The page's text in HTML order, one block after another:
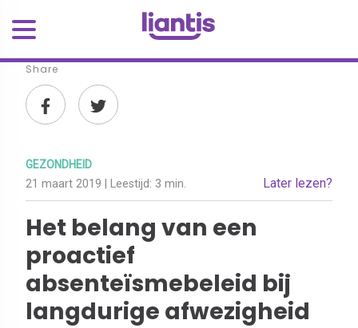
Share
GEZONDHEID
21 maart 2019 | Leestijd: 3 min. Later lezen?
Het belang van een
proactief
absenteïsmebeleid bij
langdurige afwezigheid